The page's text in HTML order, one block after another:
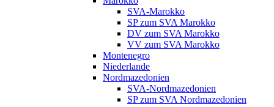
SVA-Marokko
SP zum SVA Marokko
DV zum SVA Marokko
VV zum SVA Marokko
Montenegro
Niederlande
Nordmazedonien
SVA-Nordmazedonien
SP zum SVA Nordmazedonien